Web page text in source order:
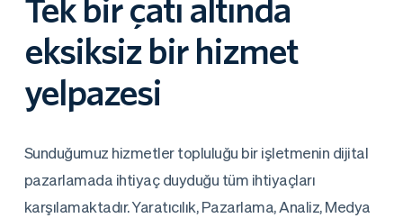
Tek bir çatı altında
eksiksiz bir hizmet
yelpazesi
Sunduğumuz hizmetler topluluğu bir işletmenin dijital
pazarlamada ihtiyaç duyduğu tüm ihtiyaçları
karşılamaktadır. Yaratıcılık, Pazarlama, Analiz, Medya